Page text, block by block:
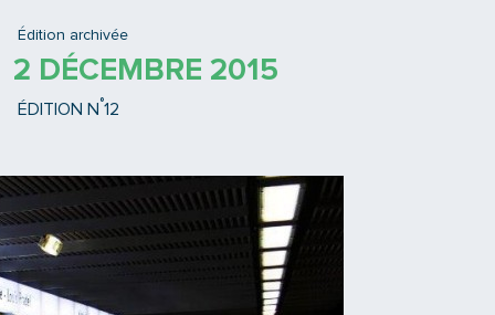
Édition archivée
2 DÉCEMBRE 2015
ÉDITION N °12